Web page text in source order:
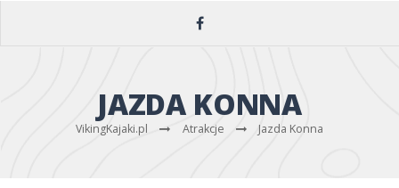
JAZDA KONNA
VikingKajaki.pl Atrakcje Jazda Konna